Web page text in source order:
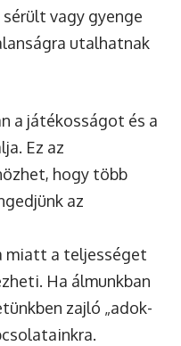
sérült vagy gyenge
utalhatnak
a játékosságot és a
Ez az
hogy több
az
miatt a teljességet
Ha álmunkban
zajló „adok-